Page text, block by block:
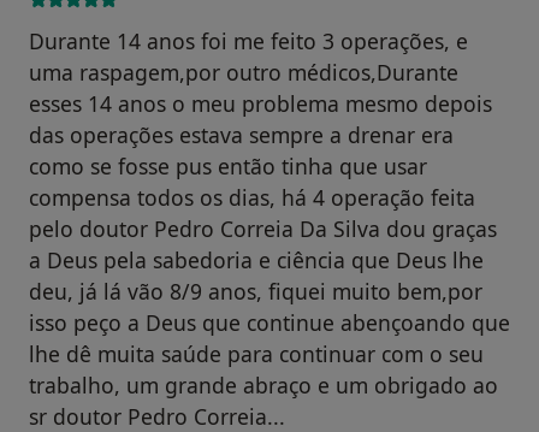
Durante 14 anos foi me feito 3 operações, e
uma raspagem,por outro médicos,Durante
esses 14 anos o meu problema mesmo depois
das operações estava sempre a drenar era
como se fosse pus então tinha que usar
compensa todos os dias, há 4 operação feita
pelo doutor Pedro Correia Da Silva dou graças
a Deus pela sabedoria e ciência que Deus lhe
deu, já lá vão 8/9 anos, fiquei muito bem,por
isso peço a Deus que continue abençoando que
lhe dê muita saúde para continuar com o seu
trabalho, um grande abraço e um obrigado ao
sr doutor Pedro Correia...